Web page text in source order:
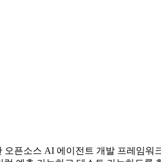
픈소스 AI 에이전트 개발 프레임워